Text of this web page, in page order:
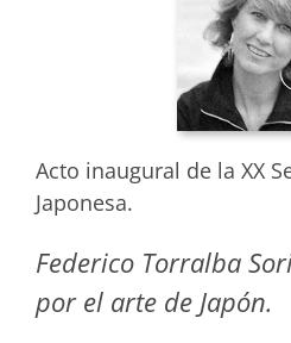
Acto inaugural de la XX
Japonesa.
Federico Torralba
por el arte de Japón.